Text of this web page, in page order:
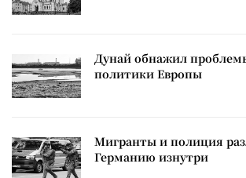
Дунай обнажил
политики Европы
Мигранты и полиция
Германию изнутри